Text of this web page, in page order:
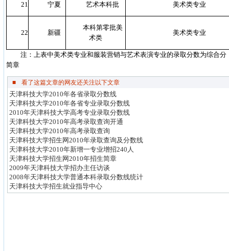
21 宁夏 艺术本科批 美术类专业
22 新疆
本科第零批美
术类
美术类专业
注：上表中美术类专业和服装营销与艺术表演专业的录取分数为综合
简章
■ 看了这篇文章的网友还关注以下文章
天津科技大学2010年各省录取分数线
天津科技大学2010年各省专业录取分数线
2010年天津科技大学高考专业录取分数线
天津科技大学2010年高考录取查询开通
天津科技大学2010年高考录取查询
天津科技大学招生网2010年录取查询及分数线
天津科技大学2010年新增一专业增招240人
天津科技大学招生网2010年招生简章
2009年天津科技大学招办主任访谈
2008年天津科技大学普通本科录取分数线统计
天津科技大学招生就业指导中心